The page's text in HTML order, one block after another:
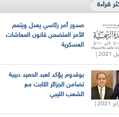
قراءة
صدور أمر رئاسي يعدل ويتمم
الأمر المتضمن قانون المعاشات
العسكرية
بوقدوم يؤكد لعبد الحميد دبيبة
تضامن الجزائر الثابت مع
الشعب الليبي